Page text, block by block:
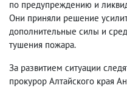
по предупреждению и
Они приняли решение
дополнительные силы и
тушения пожара.
За развитием ситуации
прокурор Алтайского края